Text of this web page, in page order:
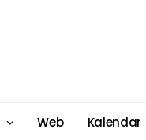
Web Kalendar